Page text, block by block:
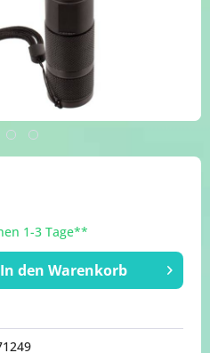
1-3 Tage**
In den Warenkorb